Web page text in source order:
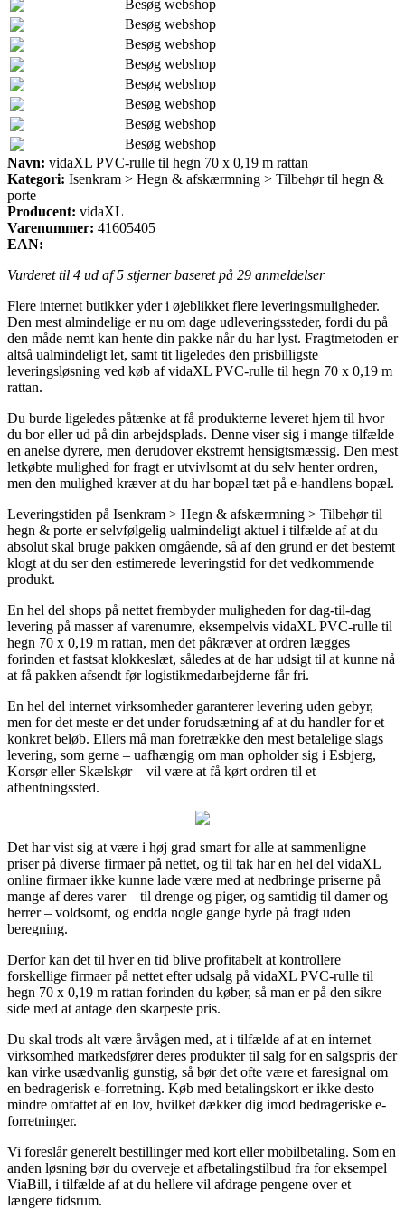
Besøg webshop
Besøg webshop
Besøg webshop
Besøg webshop
Besøg webshop
Besøg webshop
Besøg webshop
Besøg webshop
Navn: vidaXL PVC-rulle til hegn 70 x 0,19 m rattan
Kategori: Isenkram > Hegn & afskærmning > Tilbehør til hegn &
porte
Producent: vidaXL
Varenummer: 41605405
EAN:
Vurderet til 4 ud af 5 stjerner baseret på 29 anmeldelser
Flere internet butikker yder i øjeblikket flere leveringsmuligheder.
Den mest almindelige er nu om dage udleveringssteder, fordi du på
den måde nemt kan hente din pakke når du har lyst. Fragtmetoden er
altså ualmindeligt let, samt tit ligeledes den prisbilligste
leveringsløsning ved køb af vidaXL PVC-rulle til hegn 70 x 0,19 m
rattan.
Du burde ligeledes påtænke at få produkterne leveret hjem til hvor
du bor eller ud på din arbejdsplads. Denne viser sig i mange tilfælde
en anelse dyrere, men derudover ekstremt hensigtsmæssig. Den mest
letkøbte mulighed for fragt er utvivlsomt at du selv henter ordren,
men den mulighed kræver at du har bopæl tæt på e-handlens bopæl.
Leveringstiden på Isenkram > Hegn & afskærmning > Tilbehør til
hegn & porte er selvfølgelig ualmindeligt aktuel i tilfælde af at du
absolut skal bruge pakken omgående, så af den grund er det bestemt
klogt at du ser den estimerede leveringstid for det vedkommende
produkt.
En hel del shops på nettet frembyder muligheden for dag-til-dag
levering på masser af varenumre, eksempelvis vidaXL PVC-rulle til
hegn 70 x 0,19 m rattan, men det påkræver at ordren lægges
forinden et fastsat klokkeslæt, således at de har udsigt til at kunne nå
at få pakken afsendt før logistikmedarbejderne får fri.
En hel del internet virksomheder garanterer levering uden gebyr,
men for det meste er det under forudsætning af at du handler for et
konkret beløb. Ellers må man foretrække den mest betalelige slags
levering, som gerne – uafhængig om man opholder sig i Esbjerg,
Korsør eller Skælskør – vil være at få kørt ordren til et
afhentningssted.
Det har vist sig at være i høj grad smart for alle at sammenligne
priser på diverse firmaer på nettet, og til tak har en hel del vidaXL
online firmaer ikke kunne lade være med at nedbringe priserne på
mange af deres varer – til drenge og piger, og samtidig til damer og
herrer – voldsomt, og endda nogle gange byde på fragt uden
beregning.
Derfor kan det til hver en tid blive profitabelt at kontrollere
forskellige firmaer på nettet efter udsalg på vidaXL PVC-rulle til
hegn 70 x 0,19 m rattan forinden du køber, så man er på den sikre
side med at antage den skarpeste pris.
Du skal trods alt være årvågen med, at i tilfælde af at en internet
virksomhed markedsfører deres produkter til salg for en salgspris der
kan virke usædvanlig gunstig, så bør det ofte være et faresignal om
en bedragerisk e-forretning. Køb med betalingskort er ikke desto
mindre omfattet af en lov, hvilket dækker dig imod bedrageriske e-
forretninger.
Vi foreslår generelt bestillinger med kort eller mobilbetaling. Som en
anden løsning bør du overveje et afbetalingstilbud fra for eksempel
ViaBill, i tilfælde af at du hellere vil afdrage pengene over et
længere tidsrum.